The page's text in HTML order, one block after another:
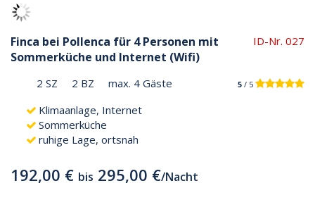
Finca bei Pollenca für 4 Personen mit
Sommerküche und Internet (Wifi)
ID-Nr. 027
2 SZ 2 BZ max. 4 Gäste 5 / 5
Klimaanlage, Internet
Sommerküche
ruhige Lage, ortsnah
192,00 € bis 295,00 €/Nacht